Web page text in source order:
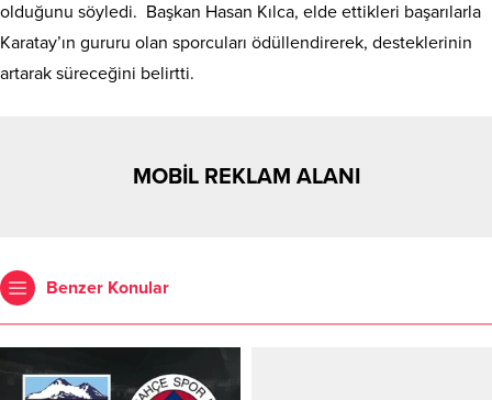
olduğunu söyledi. Başkan Hasan Kılca, elde ettikleri başarılarla
Karatay’ın gururu olan sporcuları ödüllendirerek, desteklerinin
artarak süreceğini belirtti.
MOBİL REKLAM ALANI
Benzer Konular